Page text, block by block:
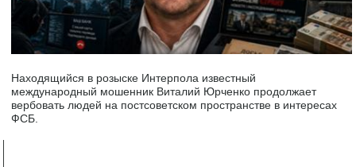
Находящийся в розыске Интерпола известный
международный мошенник Виталий Юрченко продолжает
вербовать людей на постсоветском пространстве в интересах
ФСБ.